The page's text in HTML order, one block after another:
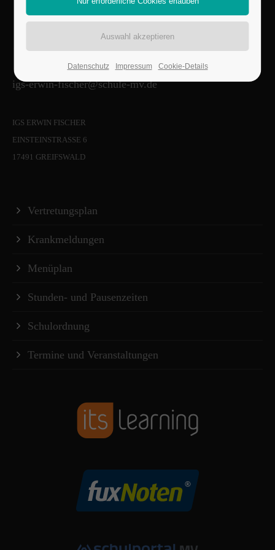
500775
igs-erwin-fischer@schule-mv.de
IGS ERWIN FISCHER
EINSTEINSTRASSE 6
17491 GREIFSWALD
Vertretungsplan
Krankmeldungen
Menüplan
Stunden- und Pausenzeiten
Schulordnung
Termine und Veranstaltungen
Datenschutz Impressum Cookie-Details